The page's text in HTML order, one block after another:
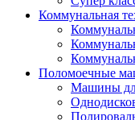
Коммунальная
Поломоечные
Машины